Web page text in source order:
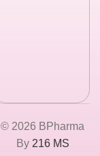
© 2026 BPharma
By 216 MS